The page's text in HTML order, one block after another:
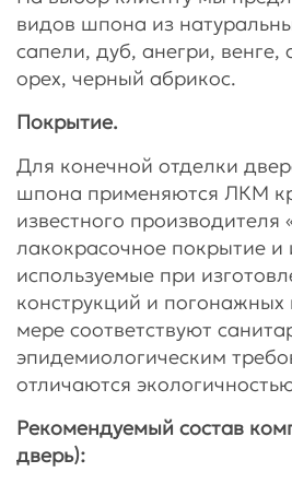
видов шпона из
сапели, дуб, анегри, венге,
орех, черный абрикос.
Покрытие.
Для конечной отделки
шпона применяются ЛКМ
известного производителя
лакокрасочное покрытие и
используемые при
конструкций и
мере соответствуют
эпидемиологическим
отличаются
Рекомендуемый состав
дверь):